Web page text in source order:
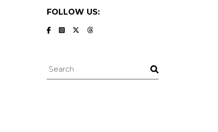
FOLLOW US:
Search